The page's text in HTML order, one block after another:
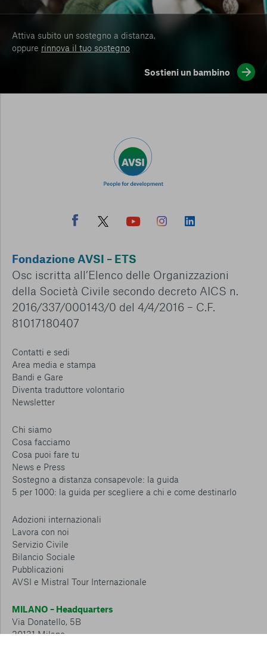
Attiva subito un sostegno a distanza,
oppure rinnova il tuo sostegno
Sostieni un bambino
Fondazione AVSI – ETS
Osc iscritta all’Elenco delle Organizzazioni
della Società Civile secondo decreto AICS n.
2016/337/000143/0 del 4/4/2016 – C.F.
81017180407
Contatti e sedi
Area media e stampa
Bandi e Gare
Diventa traduttore volontario
Newsletter
Chi siamo
Cosa facciamo
Cosa puoi fare tu
News e Press
Sostegno a distanza consapevole: la guida
5 per 1000: la guida per scegliere a chi e come destinarlo
Adozioni internazionali
Lavora con noi
Servizio Civile
Bilancio Sociale
Pubblicazioni
AVSI e Mistral Tour Internazionale
MILANO – Headquarters
Via Donatello, 5B
20131 Milano